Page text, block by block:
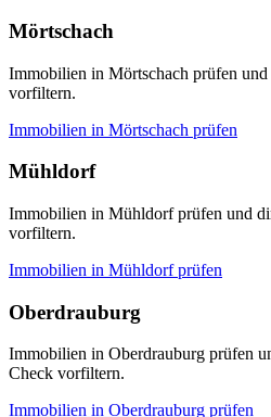
Mörtschach
Immobilien in Mörtschach prüfen
vorfiltern.
Immobilien in Mörtschach prüfen
Mühldorf
Immobilien in Mühldorf prüfen und
vorfiltern.
Immobilien in Mühldorfprüfen
Oberdrauburg
Immobilien in Oberdrauburg prüfen
Check vorfiltern.
Immobilien in Oberdrauburg prüfen